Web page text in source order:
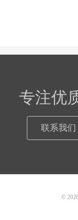
专注优
联系我们
©